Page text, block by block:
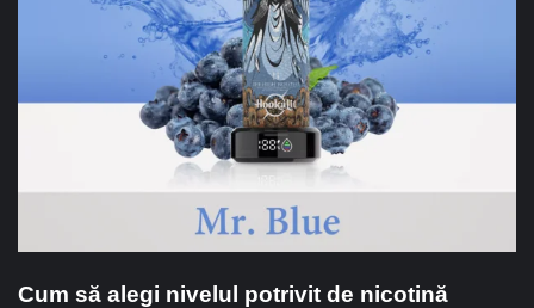
Cum să alegi nivelul potrivit de nicotină